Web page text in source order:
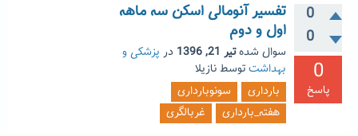
0
0
0
پاسخ
تفسیر آنومالی اسکن سه ماهه
اول و دوم
سوال شدهتیر 21, 1396 در پزشکی و
بهداشتتوسط نازیلا
بارداری
سونوبارداری
هفته_بارداری
غربالگری